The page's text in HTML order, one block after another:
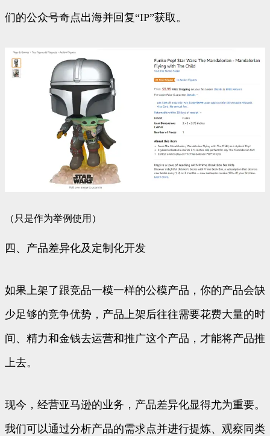
们的公众号奇点出海并回复“IP”获取。
（只是作为举例使用）
四、产品差异化及定制化开发
如果上架了跟竞品一模一样的公模产品，你的产品会缺
少足够的竞争优势，产品上架后往往需要花费大量的时
间、精力和金钱去运营和推广这个产品，才能将产品推
上去。
现今，经营亚马逊的业务，产品差异化显得尤为重要。
我们可以通过分析产品的需求点并进行提炼、观察同类